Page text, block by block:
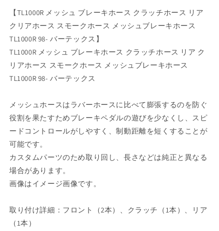
ー
ス
の
数
量
を
す
ー
ス
の
数
量
を
す
【TL1000R メッシュ ブレーキホース クラッチホース リア
クリアホース スモークホース メッシュブレーキホース
TL1000R 98- バーテックス】
TL1000R メッシュ ブレーキホース クラッチホース リア ク
リアホース スモークホース メッシュブレーキホース
TL1000R 98- バーテックス
メッシュホースはラバーホースに比べて膨張するのを防ぐ
役割を果たすためブレーキペダルの遊びを少なくし、スピ
ードコントロールがしやすく、制動距離を短くすることが
可能です。
カスタムパーツのため取り回し、長さなどは純正と異なる
場合があります。
画像はイメージ画像です。
取り付け詳細：フロント（2本）、クラッチ（1本）、リア
（1本）